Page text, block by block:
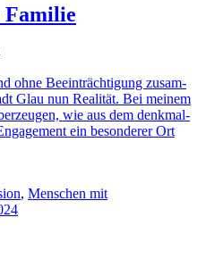
Familie
ohne Beein­träch­ti­gung zusam­
Glau nun Rea­li­tät. Bei mei­nem
wie aus dem denk­mal­
ein beson­de­rer Ort
, Menschen mit